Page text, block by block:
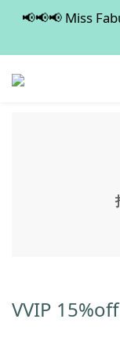
💡 全店
📢📢📢 Miss
💡 全店
VVIP 15%off